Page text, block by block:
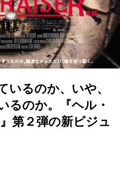
いるのか、いや、
るのか。『ヘル・
第２弾の新ビジュ